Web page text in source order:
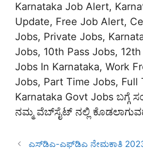
Karnataka Job Alert,
Update, Free Job Alert,
Jobs, Private Jobs,
Jobs, 10th Pass Jobs,
Jobs In Karnataka, Work
Jobs, Part Time Jobs, Full
Karnataka Govt Jobs ಬಗ್ಗೆ
ನಮ್ಮ ವೆಬ್‌ಸೈಟ್‌ ನಲ್ಲಿ
ಎಸ್‌ಡಿಎ-ಎಫ್‌ಡಿಎ ನೇಮಕಾತಿ 2023